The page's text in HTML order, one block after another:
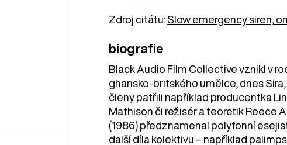
Zdroj citátu: Slow emergency siren,
biografie
Black Audio Film Collective vznikl v
ghansko-britského umělce, dnes
členy patřili například producentka
Mathison či režisér a teoretik Reece
(1986) předznamenal polyfonní
další díla kolektivu – například